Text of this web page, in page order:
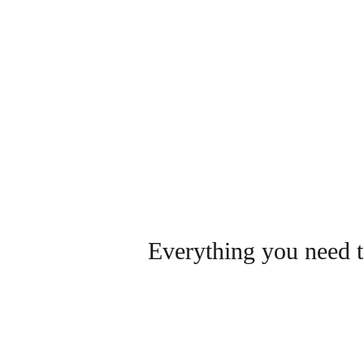
Everything you need